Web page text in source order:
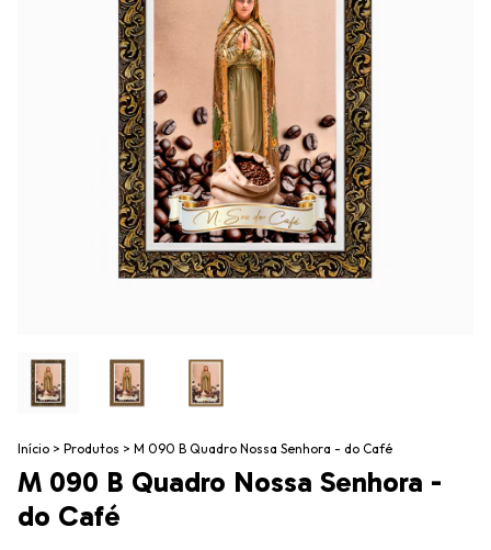
Início > Produtos > M 090 B Quadro Nossa Senhora - do Café
M 090 B Quadro Nossa Senhora -
do Café